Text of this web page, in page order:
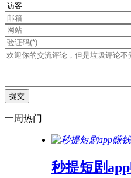
一周热门
秒提短剧